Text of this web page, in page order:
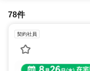
78件
契約社員